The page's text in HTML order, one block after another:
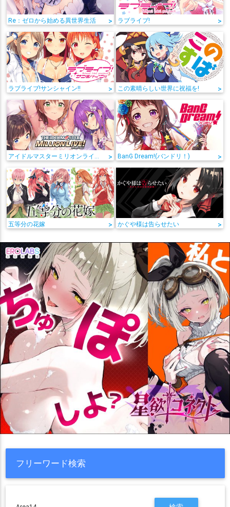
Re：ゼロから始める異世界生活 > ラブライブ! >
ラブライブ!サンシャイン!! > この素晴らしい世界に祝福を! >
> BanG Dream!(バンドリ！) >
五等分の花嫁 > かぐや様は告らせたい >
フリーワード検索